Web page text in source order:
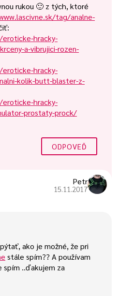
rukou 🙂 z tých, ktoré
tag/analne-
hracky-
a-vibrujici-rozen-
hracky-
kolik-butt-blaster-z-
hracky-
prostaty-prock/
ODPOVEĎ
Petr
15.11.2017
ako je možné, že pri
stále spím?? A používam
spím ..ďakujem za